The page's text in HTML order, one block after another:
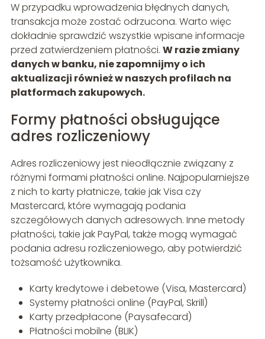
W przypadku wprowadzenia błędnych danych,
transakcja może zostać odrzucona. Warto więc
dokładnie sprawdzić wszystkie wpisane informacje
przed zatwierdzeniem płatności. W razie zmiany
danych w banku, nie zapomnijmy o ich
aktualizacji również w naszych profilach na
platformach zakupowych.
Formy płatności obsługujące
adres rozliczeniowy
Adres rozliczeniowy jest nieodłącznie związany z
różnymi formami płatności online. Najpopularniejsze
z nich to karty płatnicze, takie jak Visa czy
Mastercard, które wymagają podania
szczegółowych danych adresowych. Inne metody
płatności, takie jak PayPal, także mogą wymagać
podania adresu rozliczeniowego, aby potwierdzić
tożsamość użytkownika.
Karty kredytowe i debetowe (Visa, Mastercard)
Systemy płatności online (PayPal, Skrill)
Karty przedpłacone (Paysafecard)
Płatności mobilne (BLIK)